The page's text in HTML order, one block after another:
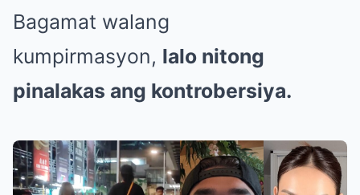
Bagamat walang
kumpirmasyon, lalo nitong
pinalakas ang kontrobersiya.